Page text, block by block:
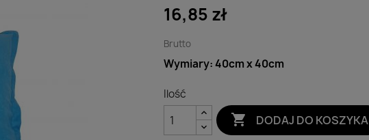
16,85 zł
Brutto
Wymiary: 40cm x 40cm
Ilość
 DODAJ DO KOSZYKA